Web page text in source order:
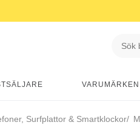
VARUMÄRKEN
Surfplattor & Smartklockor